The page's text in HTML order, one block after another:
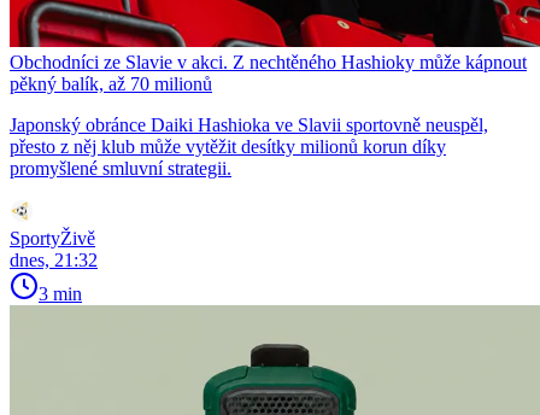
Obchodníci ze Slavie v akci. Z nechtěného Hashioky může kápnout
pěkný balík, až 70 milionů
Japonský obránce Daiki Hashioka ve Slavii sportovně neuspěl,
přesto z něj klub může vytěžit desítky milionů korun díky
promyšlené smluvní strategii.
SportyŽivě
dnes, 21:32
3 min